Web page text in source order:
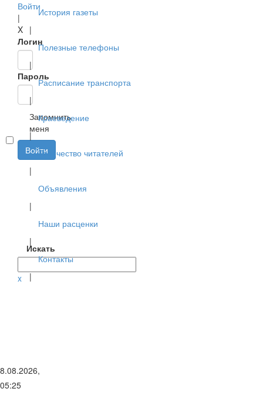
Войти
|
X
Логин
Пароль
Запомнить
меня
Войти
Искать
x
История газеты
|
Полезные телефоны
|
Расписание транспорта
|
Краеведение
|
Творчество читателей
|
Объявления
|
Наши расценки
|
Контакты
|
8.08.2026,
05:25